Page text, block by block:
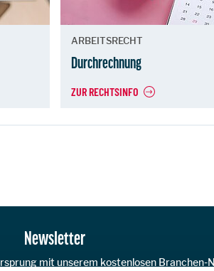
ARBEITSRECHT
Durchrechnung
ZUR RECHTSINFO
Newsletter
mit unserem kostenlosen Branchen-